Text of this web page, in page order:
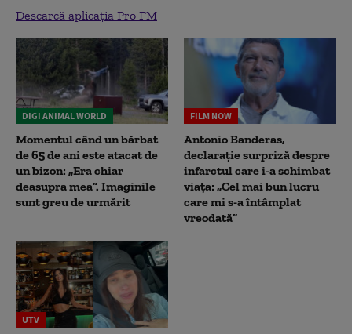
Descarcă aplicația Pro FM
DIGI ANIMAL WORLD
Momentul când un bărbat
de 65 de ani este atacat de
un bizon: „Era chiar
deasupra mea”. Imaginile
sunt greu de urmărit
FILM NOW
Antonio Banderas,
declarație surpriză despre
infarctul care i-a schimbat
viața: „Cel mai bun lucru
care mi s-a întâmplat
vreodată”
UTV